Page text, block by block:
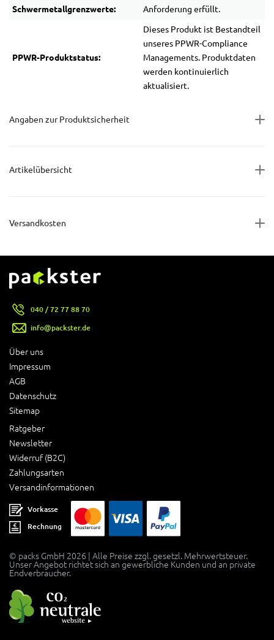
Schwermetallgrenzwerte: Anforderung erfüllt.
PPWR-Produktstatus:
Dieses Produkt ist Bestandteil
unseres PPWR-Compliance
Managements. Produktdaten
werden kontinuierlich
aktualisiert.
Angaben zur Produktsicherheit
Artikelübersicht
Versandkosten
Über uns
Impressum
AGB
Datenschutz
Sitemap
Ratgeber
Newsletter
Widerruf (B2C)
Zahlungsarten
Versandinformationen
040 / 72 77 88 70
info@packster.de
Vorkasse
Rechnung
© packs GmbH 2026 | Alle Preise zzgl. gesetzl. Mehrwertsteuer.
Unser Angebot richtet sich an gewerbliche Kunden und an private
Endverbraucher.